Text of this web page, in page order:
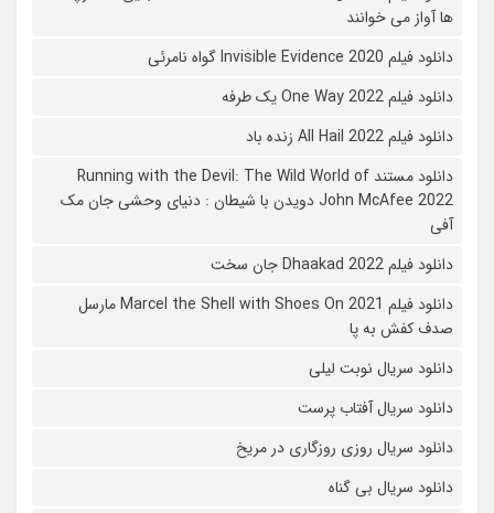
ها آواز می خوانند
دانلود فیلم 2020 Invisible Evidence گواه نامرئی
دانلود فیلم One Way 2022 یک طرفه
دانلود فیلم All Hail 2022 زنده باد
دانلود مستند Running with the Devil: The Wild World of
John McAfee 2022 دویدن با شیطان : دنیای وحشی جان مک
آفی
دانلود فیلم Dhaakad 2022 جان سخت
دانلود فیلم Marcel the Shell with Shoes On 2021 مارسل
صدف کفش به پا
دانلود سریال نوبت لیلی
دانلود سریال آفتاب پرست
دانلود سریال روزی روزگاری در مریخ
دانلود سریال بی گناه